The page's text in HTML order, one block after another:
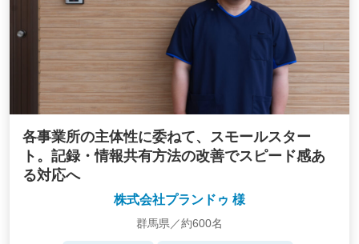
各事業所の主体性に委ねて、スモールスター
ト。記録・情報共有方法の改善でスピード感あ
る対応へ
株式会社プランドゥ 様
群馬県／約600名